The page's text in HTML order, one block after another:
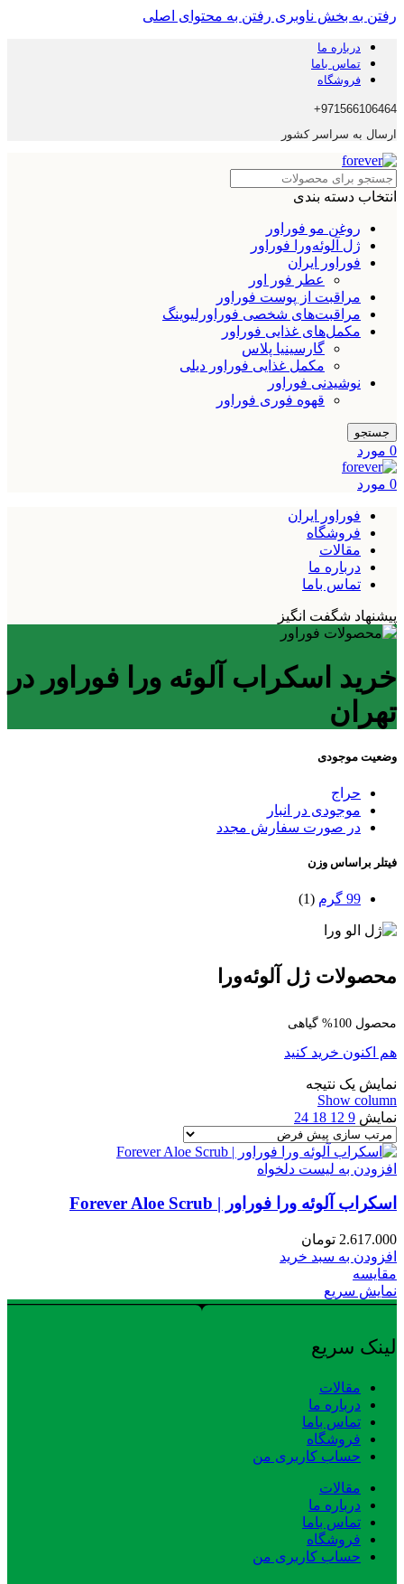
رفتن به بخش ناوبری رفتن به محتوای اصلی
درباره ما
تماس باما
فروشگاه
971566106464+
ارسال به سراسر کشور
انتخاب دسته بندی
روغن مو فوراور
ژل آلوئه‌ورا فوراور
فوراور ایران
عطر فور اور
مراقبت از پوست فوراور
مراقبت‌های شخصی فوراورلیوینگ
مکمل‌های غذایی فوراور
گارسینیا پلاس
مکمل غذایی فوراور دیلی
نوشیدنی فوراور
قهوه فوری فوراور
جستجو
0 مورد
0 مورد
فوراور ایران
فروشگاه
مقالات
درباره ما
تماس باما
پیشنهاد شگفت انگیز
خرید اسکراب آلوئه ورا فوراور در
تهران
وضعیت موجودی
حراج
موجودی در انبار
در صورت سفارش مجدد
فیتلر براساس وزن
99 گرم (1)
محصولات ژل آلوئه‌ورا
محصول 100% گیاهی
هم اکنون خرید کنید
نمایش یک نتیجه
Show column
نمایش 9
12
18
24
افزودن به لیست دلخواه
اسکراب آلوئه ورا فوراور | Forever Aloe Scrub
2.617.000 تومان
افزودن به سبد خرید
مقایسه
نمایش سریع
لینک سریع
مقالات
درباره ما
تماس باما
فروشگاه
حساب کاربری من
مقالات
درباره ما
تماس باما
فروشگاه
حساب کاربری من